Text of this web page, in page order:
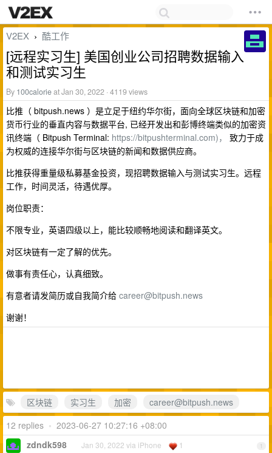
V2EX › 酷工作
[远程实习生] 美国创业公司招聘数据输入
和测试实习生
By 100calorieat Jan 30, 2022 · 4119 views
比推（ bitpush.news ）是立足于纽约华尔街，面向全球区块链和加密
货币行业的垂直内容与数据平台, 已经开发出和彭博终端类似的加密资
讯终端（ Bitpush Terminal: https://bitpushterminal.com)，
致力于成
为权威的连接华尔街与区块链的新闻和数据供应商。
比推获得重量级私募基金投资，现招聘数据输入与测试实习生。远程
工作，时间灵活，待遇优厚。
岗位职责：
不限专业，英语四级以上，能比较顺畅地阅读和翻译英文。
对区块链有一定了解的优先。
做事有责任心，认真细致。
有意者请发简历或自我简介给 career@bitpush.news
谢谢！
区块链 实习生 加密
career@bitpush.news
12 replies • 2023-06-27 10:27:16 +08:00
1
zdndk598 Jan 30, 2022 via iPhone 1